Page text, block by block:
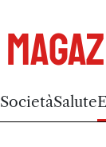
SocietàSalute